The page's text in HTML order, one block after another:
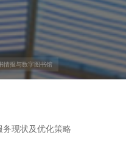
情报与数字图书馆
现状及优化策略